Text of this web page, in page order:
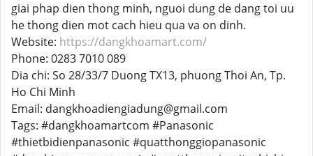
giai phap dien thong minh, nguoi dung de dang toi uu
he thong dien mot cach hieu qua va on dinh.
Website: https://dangkhoamart.com/
Phone: 0283 7010 089
Dia chi: So 28/33/7 Duong TX13, phuong Thoi An, Tp.
Ho Chi Minh
Email: dangkhoadiengiadung@gmail.com
Tags: #dangkhoamartcom #Panasonic
#thietbidienpanasonic #quatthonggiopanasonic